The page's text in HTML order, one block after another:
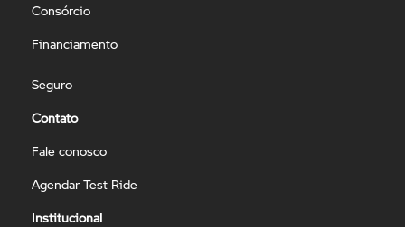
Consórcio
Financiamento
Seguro
Contato
Fale conosco
Agendar Test Ride
Institucional